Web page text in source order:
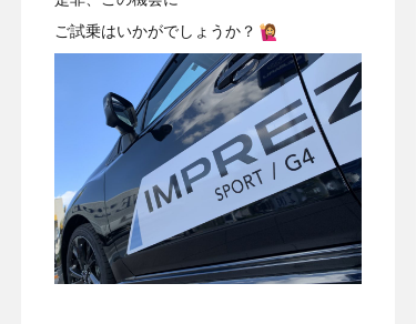
ご試乗はいかがでしょうか？